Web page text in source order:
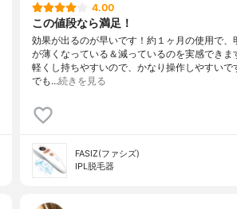
4.00
この値段なら満足！
効果が出るのが早いです！約１ヶ月の使用で、
が薄くなっている＆減っているのを実感できま
軽くし持ちやすいので、かなり操作しやすいで
でも…続きを見る
FASIZ(ファシズ)
IPL脱毛器